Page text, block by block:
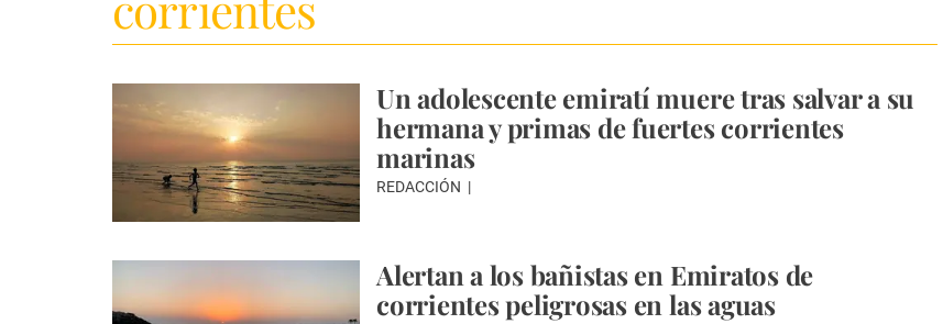
Un adolescente emiratí muere tras salvar a su
hermana y primas de fuertes corrientes
marinas
REDACCIÓN
Alertan a los bañistas en Emiratos de
corrientes peligrosas en las aguas